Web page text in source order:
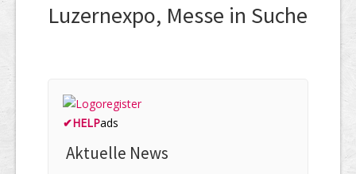
Luzernexpo, Messe in Suche
✔HELPads
Aktuelle News